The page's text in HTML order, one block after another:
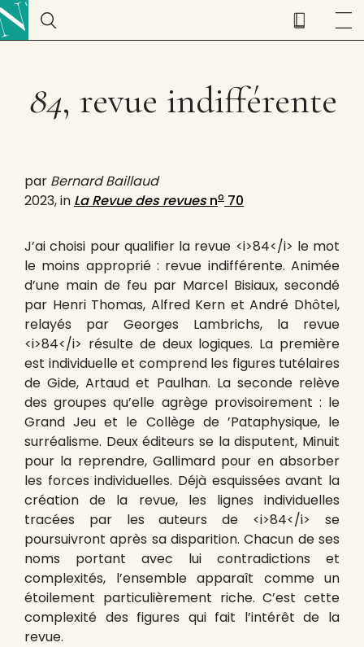
84, revue indifférente
par Bernard Baillaud
2023, in La Revue des revuesno 70
J’ai choisi pour qualifier la revue <i>84</i> le mot
le moins approprié : revue indifférente. Animée
d’une main de feu par Marcel Bisiaux, secondé
par Henri Thomas, Alfred Kern et André Dhôtel,
relayés par Georges Lambrichs, la revue
<i>84</i> résulte de deux logiques. La première
est individuelle et comprend les figures tutélaires
de Gide, Artaud et Paulhan. La seconde relève
des groupes qu’elle agrège provisoirement : le
Grand Jeu et le Collège de ’Pataphysique, le
surréalisme. Deux éditeurs se la disputent, Minuit
pour la reprendre, Gallimard pour en absorber
les forces individuelles. Déjà esquissées avant la
création de la revue, les lignes individuelles
tracées par les auteurs de <i>84</i> se
poursuivront après sa disparition. Chacun de ses
noms portant avec lui contradictions et
complexités, l’ensemble apparaît comme un
étoilement particulièrement riche. C’est cette
complexité des figures qui fait l’intérêt de la
revue.